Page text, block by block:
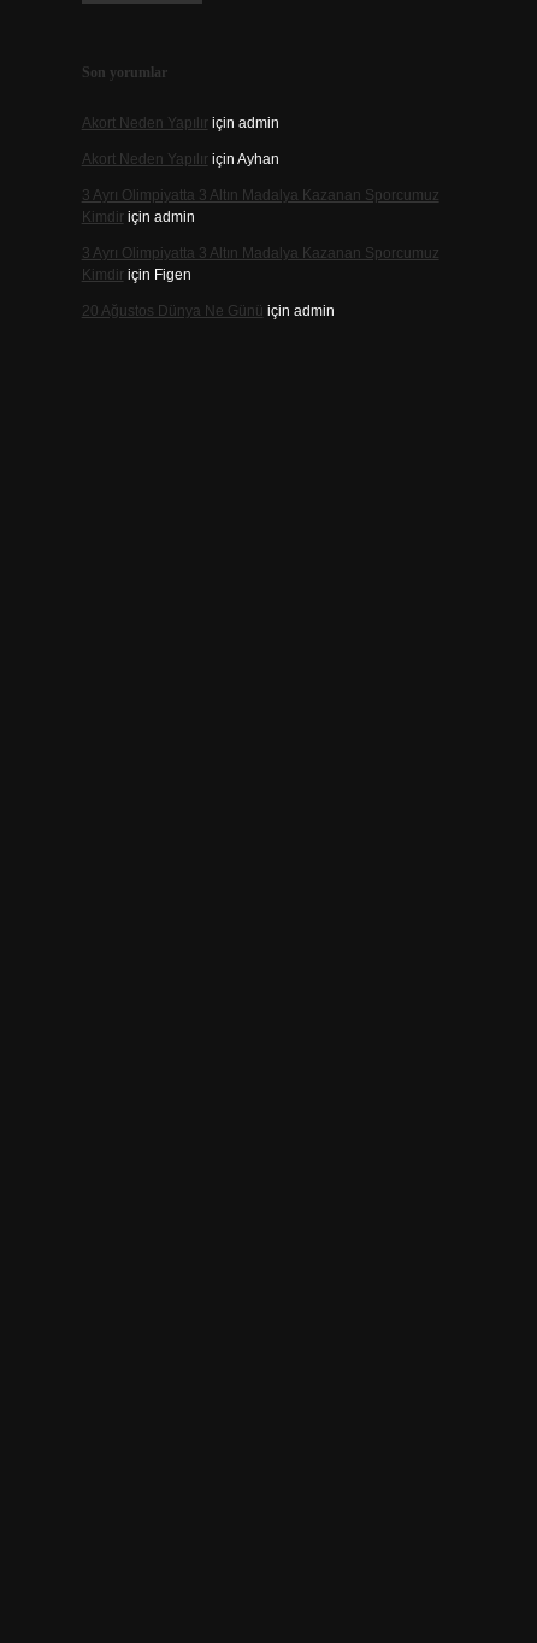
Son yorumlar
Akort Neden Yapılıriçin admin
Akort Neden Yapılıriçin Ayhan
3 Ayrı Olimpiyatta 3 Altın Madalya Kazanan Sporcumuz
Kimdiriçin admin
3 Ayrı Olimpiyatta 3 Altın Madalya Kazanan Sporcumuz
Kimdiriçin Figen
20 Ağustos Dünya Ne Günü için admin